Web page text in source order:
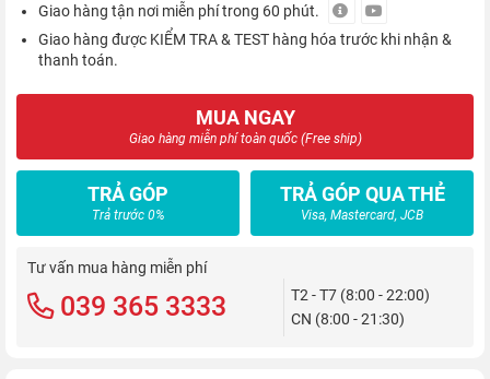
Giao hàng tận nơi miễn phí trong 60 phút.
Giao hàng được KIỂM TRA & TEST hàng hóa trước khi nhận &
thanh toán.
MUA NGAY
Giao hàng miễn phí toàn quốc (Free ship)
TRẢ GÓP
Trả trước 0%
TRẢ GÓP QUA THẺ
Visa, Mastercard, JCB
Tư vấn mua hàng miễn phí
039 365 3333
T2 - T7 (8:00 - 22:00)
CN (8:00 - 21:30)